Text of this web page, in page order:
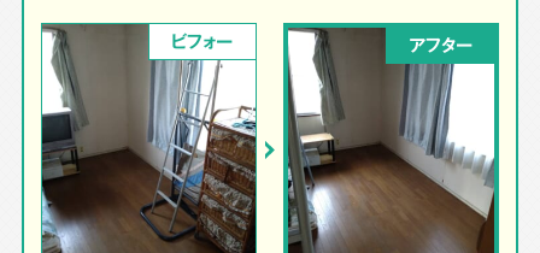
ビフォー アフター